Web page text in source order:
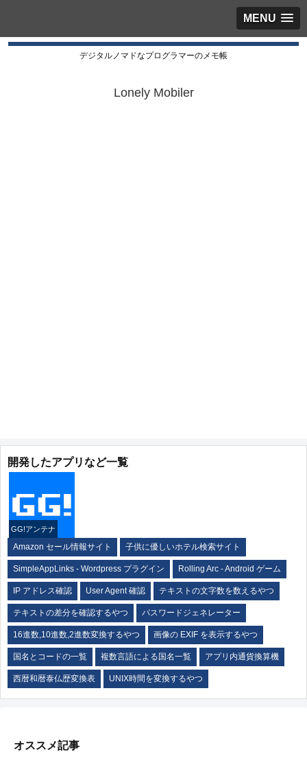
MENU
デジタルノマドなプログラマーのメモ帳
Lonely Mobiler
開発したアプリなど一覧
GG!アンテナ
Amazon セール情報サイト 子供に優しいホテル検索サイト
SimpleAppLinks - Wordpress プラグイン Rolling Arc - Android ゲーム
IP アドレス確認 User Agent 確認 テキストの文字数を数えるやつ
テキストの差分を確認するやつ パスワードジェネレーター
16進数,10進数,2進数変換するやつ 画像の EXIF を表示するやつ
国名とコードの一覧 複数言語による国名一覧 アプリ内通貨換算機
西暦和暦泰仏歴変換表 UNIX時間を変換するやつ
オススメ記事